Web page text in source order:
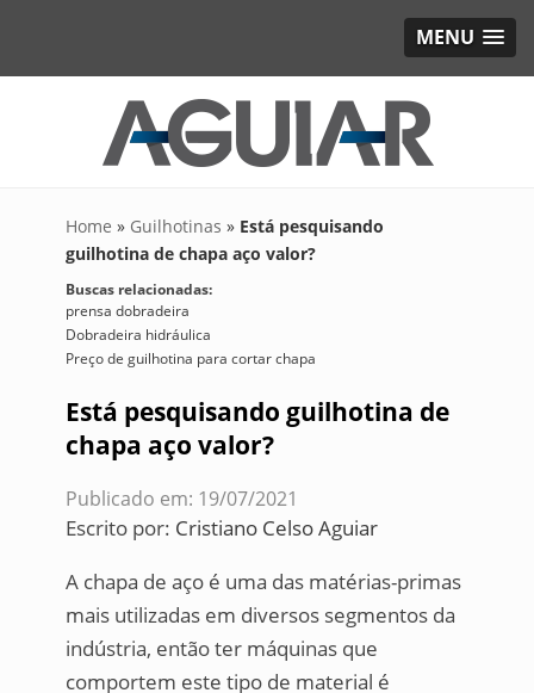
MENU
Home » Guilhotinas » Está pesquisando
guilhotina de chapa aço valor?
Buscas relacionadas:
prensa dobradeira
Dobradeira hidráulica
Preço de guilhotina para cortar chapa
Está pesquisando guilhotina de
chapa aço valor?
Publicado em: 19/07/2021
Escrito por: Cristiano Celso Aguiar
A chapa de aço é uma das matérias-primas
mais utilizadas em diversos segmentos da
indústria, então ter máquinas que
comportem este tipo de material é